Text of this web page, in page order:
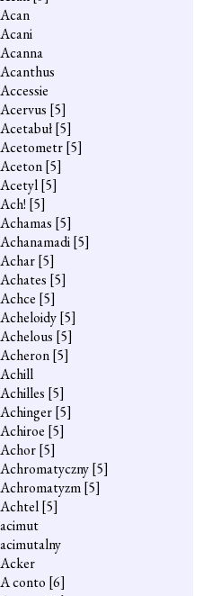
Acan
Acani
Acanna
Acanthus
Accessie
Acervus [5]
Acetabuł[5]
Acetometr[5]
Aceton[5]
Acetyl[5]
Ach! [5]
Achamas [5]
Achanamadi[5]
Achar[5]
Achates [5]
Achce [5]
Acheloidy[5]
Achelous [5]
Acheron[5]
Achill
Achilles [5]
Achinger[5]
Achiroe [5]
Achor[5]
Achromatyczny[5]
Achromatyzm[5]
Achtel[5]
acimut
acimutalny
Acker
A conto [6]